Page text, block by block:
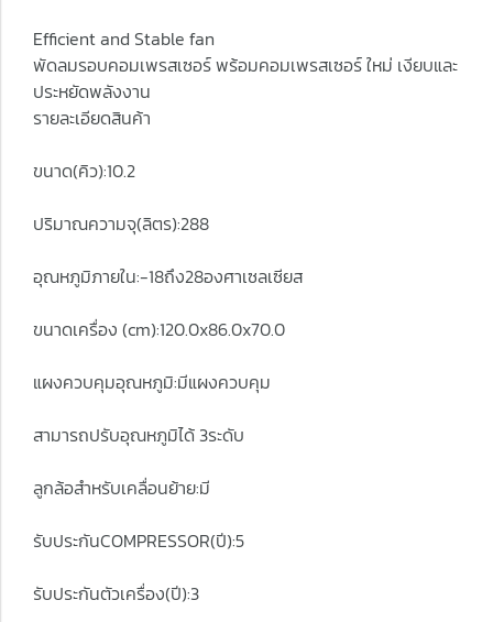
Efficient and Stable fan
พัดลมรอบคอมเพรสเซอร์ พร้อมคอมเพรสเซอร์ ใหม่ เงียบและ
ประหยัดพลังงาน
รายละเอียดสินค้า
ขนาด(คิว):10.2
ปริมาณความจุ(ลิตร):288
อุณหภูมิภายใน:-18ถึง28องศาเซลเซียส
ขนาดเครื่อง (cm):120.0x86.0x70.0
แผงควบคุมอุณหภูมิ:มีแผงควบคุม
สามารถปรับอุณหภูมิได้ 3ระดับ
ลูกล้อสำหรับเคลื่อนย้าย:มี
รับประกันCOMPRESSOR(ปี):5
รับประกันตัวเครื่อง(ปี):3